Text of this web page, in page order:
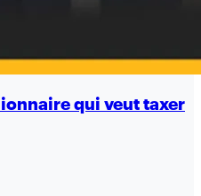
qui veut taxer